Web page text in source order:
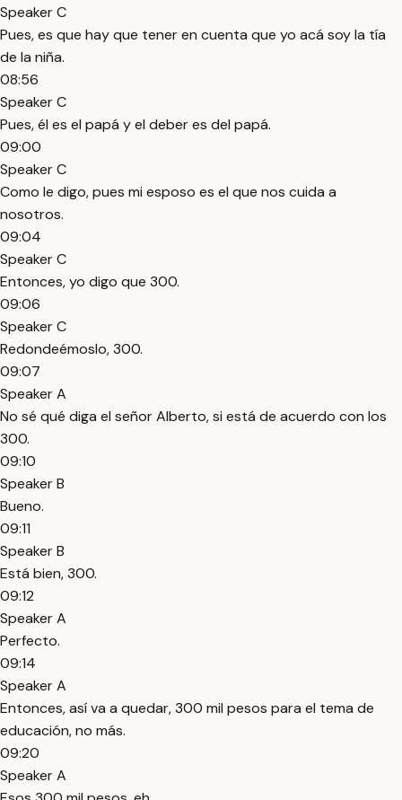
Speaker C
Pues, es que hay que tener en cuenta que yo acá soy la tía
de la niña.
08:56
Speaker C
Pues, él es el papá y el deber es del papá.
09:00
Speaker C
Como le digo, pues mi esposo es el que nos cuida a
nosotros.
09:04
Speaker C
Entonces, yo digo que 300.
09:06
Speaker C
Redondeémoslo, 300.
09:07
Speaker A
No sé qué diga el señor Alberto, si está de acuerdo con los
300.
09:10
Speaker B
Bueno.
09:11
Speaker B
Está bien, 300.
09:12
Speaker A
Perfecto.
09:14
Speaker A
Entonces, así va a quedar, 300 mil pesos para el tema de
educación, no más.
09:20
Speaker A